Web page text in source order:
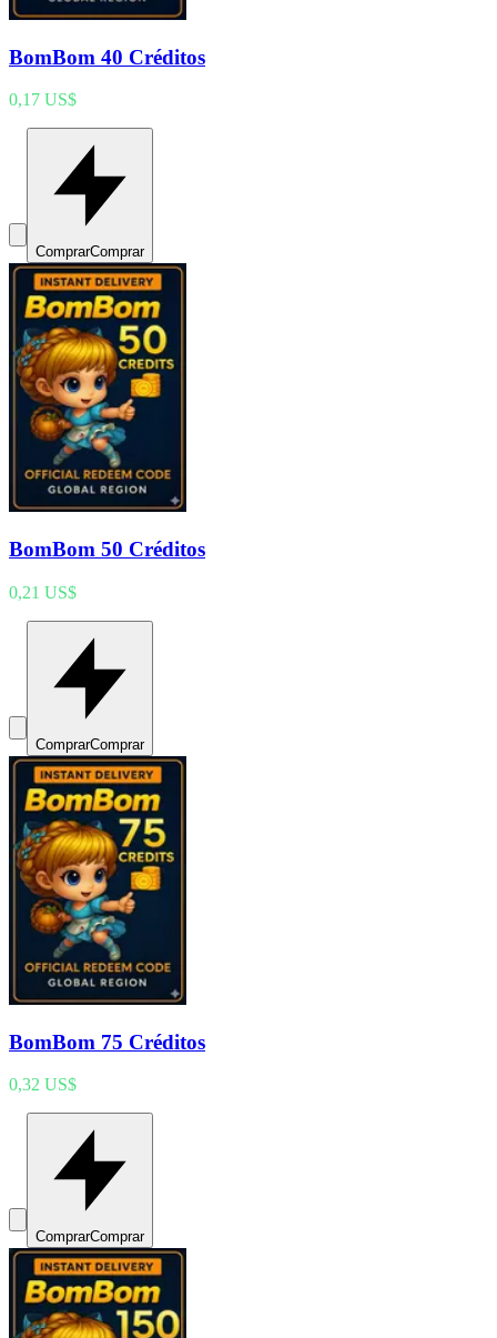
BomBom 40 Créditos
0,17 US$
ComprarComprar
BomBom 50 Créditos
0,21 US$
ComprarComprar
BomBom 75 Créditos
0,32 US$
ComprarComprar